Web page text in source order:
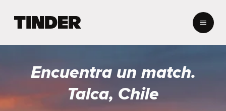
o
e
Encuentra un match.
Talca, Chile